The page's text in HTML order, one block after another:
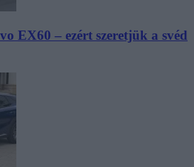
EX60 – ezért szeretjük a svéd